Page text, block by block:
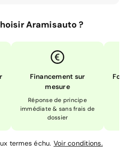
Aramisauto ?
Financement sur
mesure
Réponse de principe
immédiate & sans frais de
dossier
termes échu. Voir conditions.